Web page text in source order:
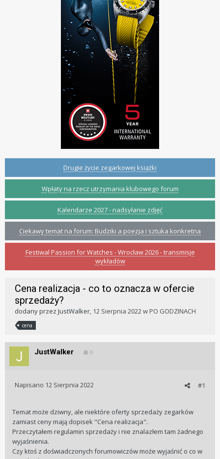
Drugie życie zegarkowej książki
Wpłaty na rzecz utrzymania klubowego forum
Kalendarze 2027 - nadsyłanie zdjęć
Ciekawy temat na forum: Budziki a poezja i sztuka konkretna
Festiwal Passion for Watches - Wrocław 2026 - transmisje
wykładów
Cena realizacja - co to oznacza w ofercie
sprzedaży?
dodany przez JustWalker, 12 Sierpnia 2022wPO GODZINACH
cena
JustWalker 0
#1
Napisano 12 Sierpnia 2022
Temat może dziwny, ale niektóre oferty sprzedaży zegarków
zamiast ceny mają dopisek "Cena realizacja".
Przeczytałem regulamin sprzedaży i nie znalazłem tam żadnego
wyjaśnienia.
Czy ktoś z doświadczonych forumowiczów może wyjaśnić o co w